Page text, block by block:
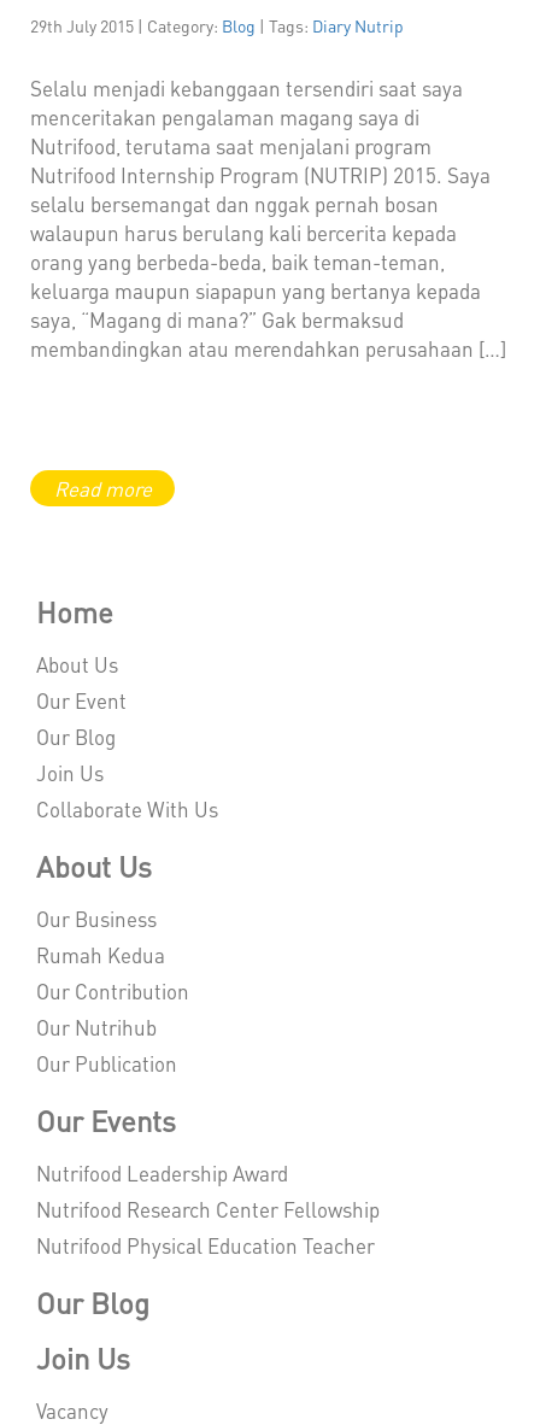
29th July 2015 | Category: Blog | Tags: Diary Nutrip
Selalu menjadi kebanggaan tersendiri saat saya
menceritakan pengalaman magang saya di
Nutrifood, terutama saat menjalani program
Nutrifood Internship Program (NUTRIP) 2015. Saya
selalu bersemangat dan nggak pernah bosan
walaupun harus berulang kali bercerita kepada
orang yang berbeda-beda, baik teman-teman,
keluarga maupun siapapun yang bertanya kepada
saya, “Magang di mana?” Gak bermaksud
membandingkan atau merendahkan perusahaan […]
Home
About Us
Our Event
Our Blog
Join Us
Collaborate With Us
About Us
Our Business
Rumah Kedua
Our Contribution
Our Nutrihub
Our Publication
Our Events
Nutrifood Leadership Award
Nutrifood Research Center Fellowship
Nutrifood Physical Education Teacher
Our Blog
Join Us
Vacancy